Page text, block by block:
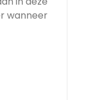
wanneer